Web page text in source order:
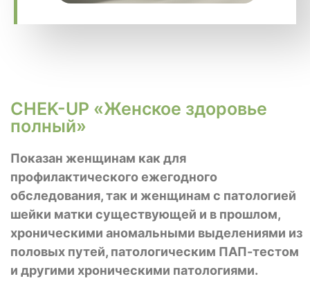
CHEK-UP «Женское здоровье
полный»
Показан женщинам как для
профилактического ежегодного
обследования, так и женщинам с патологией
шейки матки существующей и в прошлом,
хроническими аномальными выделениями из
половых путей, патологическим ПАП-тестом
и другими хроническими патологиями.